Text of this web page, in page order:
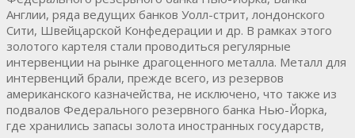
Англии, ряда ведущих банков Уолл-стрит, лондонского
Сити, Швейцарской Конфедерации и др. В рамках этого
золотого картеля стали проводиться регулярные
интервенции на рынке драгоценного металла. Металл для
интервенций брали, прежде всего, из резервов
американского казначейства, не исключено, что также из
подвалов Федерального резервного банка Нью-Йорка,
где хранились запасы золота иностранных государств,